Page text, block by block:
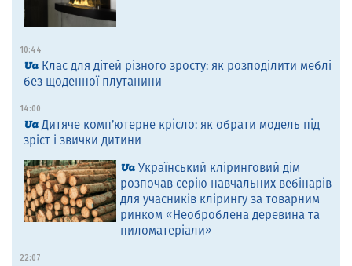
10:44
Клас для дітей різного зросту: як розподілити меблі
без щоденної плутанини
14:00
Дитяче комп’ютерне крісло: як обрати модель під
зріст і звички дитини
Український кліринговий дім
розпочав серію навчальних вебінарів
для учасників клірингу за товарним
ринком «Необроблена деревина та
пиломатеріали»
22:07